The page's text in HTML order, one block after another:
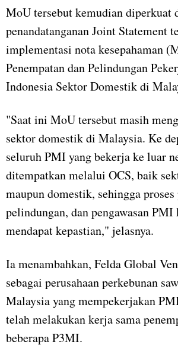
MoU tersebut kemudian diperkuat
penandatanganan Joint Statement
implementasi nota kesepahaman
Penempatan dan Pelindungan
Indonesia Sektor Domestik di
"Saat ini MoU tersebut masih
sektor domestik di Malaysia. Ke
seluruh PMI yang bekerja ke luar
ditempatkan melalui OCS, baik
maupun domestik, sehingga proses
pelindungan, dan pengawasan
mendapat kepastian," jelasnya.
Ia menambahkan, Felda Global
sebagai perusahaan perkebunan
Malaysia yang mempekerjakan
telah melakukan kerja sama
beberapa P3MI.